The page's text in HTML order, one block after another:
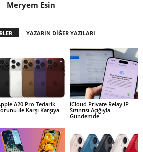
Meryem Esin
YAZARIN DİĞER YAZILARI
A20 Pro Tedarik
ile Karşı Karşıya
iCloud Private Relay IP
Sızıntısı Açığıyla
Gündemde